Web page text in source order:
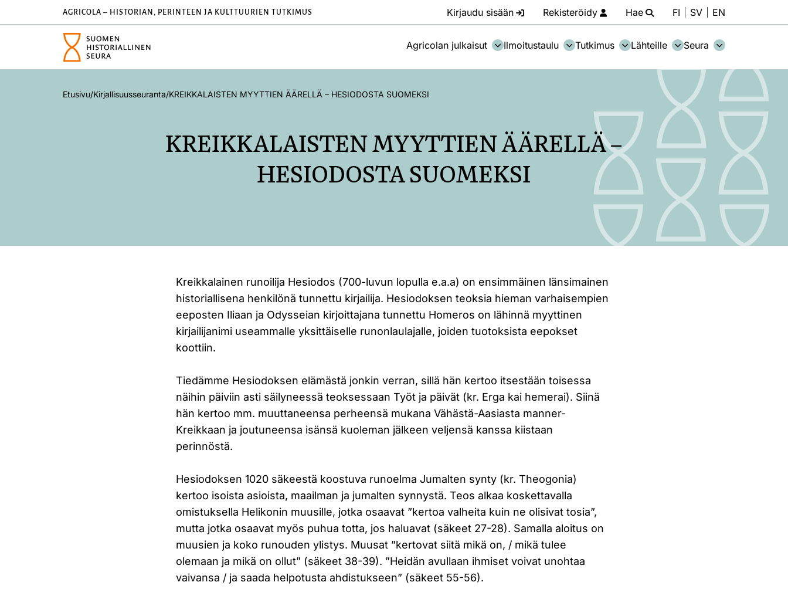
AGRICOLA – HISTORIAN, PERINTEEN JA KULTTUURIEN TUTKIMUS Kirjaudu sisään Rekisteröidy Hae FI SV EN
Agricolan julkaisut Ilmoitustaulu Tutkimus Lähteille Seura
Etusivu/Kirjallisuusseuranta/KREIKKALAISTEN MYYTTIEN ÄÄRELLÄ – HESIODOSTA SUOMEKSI
KREIKKALAISTEN MYYTTIEN ÄÄRELLÄ –
HESIODOSTA SUOMEKSI
Kreikkalainen runoilija Hesiodos (700-luvun lopulla e.a.a) on ensimmäinen länsimainen
historiallisena henkilönä tunnettu kirjailija. Hesiodoksen teoksia hieman varhaisempien
eeposten Iliaan ja Odysseian kirjoittajana tunnettu Homeros on lähinnä myyttinen
kirjailijanimi useammalle yksittäiselle runonlaulajalle, joiden tuotoksista eepokset
koottiin.
Tiedämme Hesiodoksen elämästä jonkin verran, sillä hän kertoo itsestään toisessa
näihin päiviin asti säilyneessä teoksessaan Työt ja päivät (kr. Erga kai hemerai). Siinä
hän kertoo mm. muuttaneensa perheensä mukana Vähästä-Aasiasta manner-
Kreikkaan ja joutuneensa isänsä kuoleman jälkeen veljensä kanssa kiistaan
perinnöstä.
Hesiodoksen 1020 säkeestä koostuva runoelma Jumalten synty (kr. Theogonia)
kertoo isoista asioista, maailman ja jumalten synnystä. Teos alkaa koskettavalla
omistuksella Helikonin muusille, jotka osaavat ”kertoa valheita kuin ne olisivat tosia”,
mutta jotka osaavat myös puhua totta, jos haluavat (säkeet 27-28). Samalla aloitus on
muusien ja koko runouden ylistys. Muusat ”kertovat siitä mikä on, / mikä tulee
olemaan ja mikä on ollut” (säkeet 38-39). ”Heidän avullaan ihmiset voivat unohtaa
vaivansa / ja saada helpotusta ahdistukseen” (säkeet 55-56).